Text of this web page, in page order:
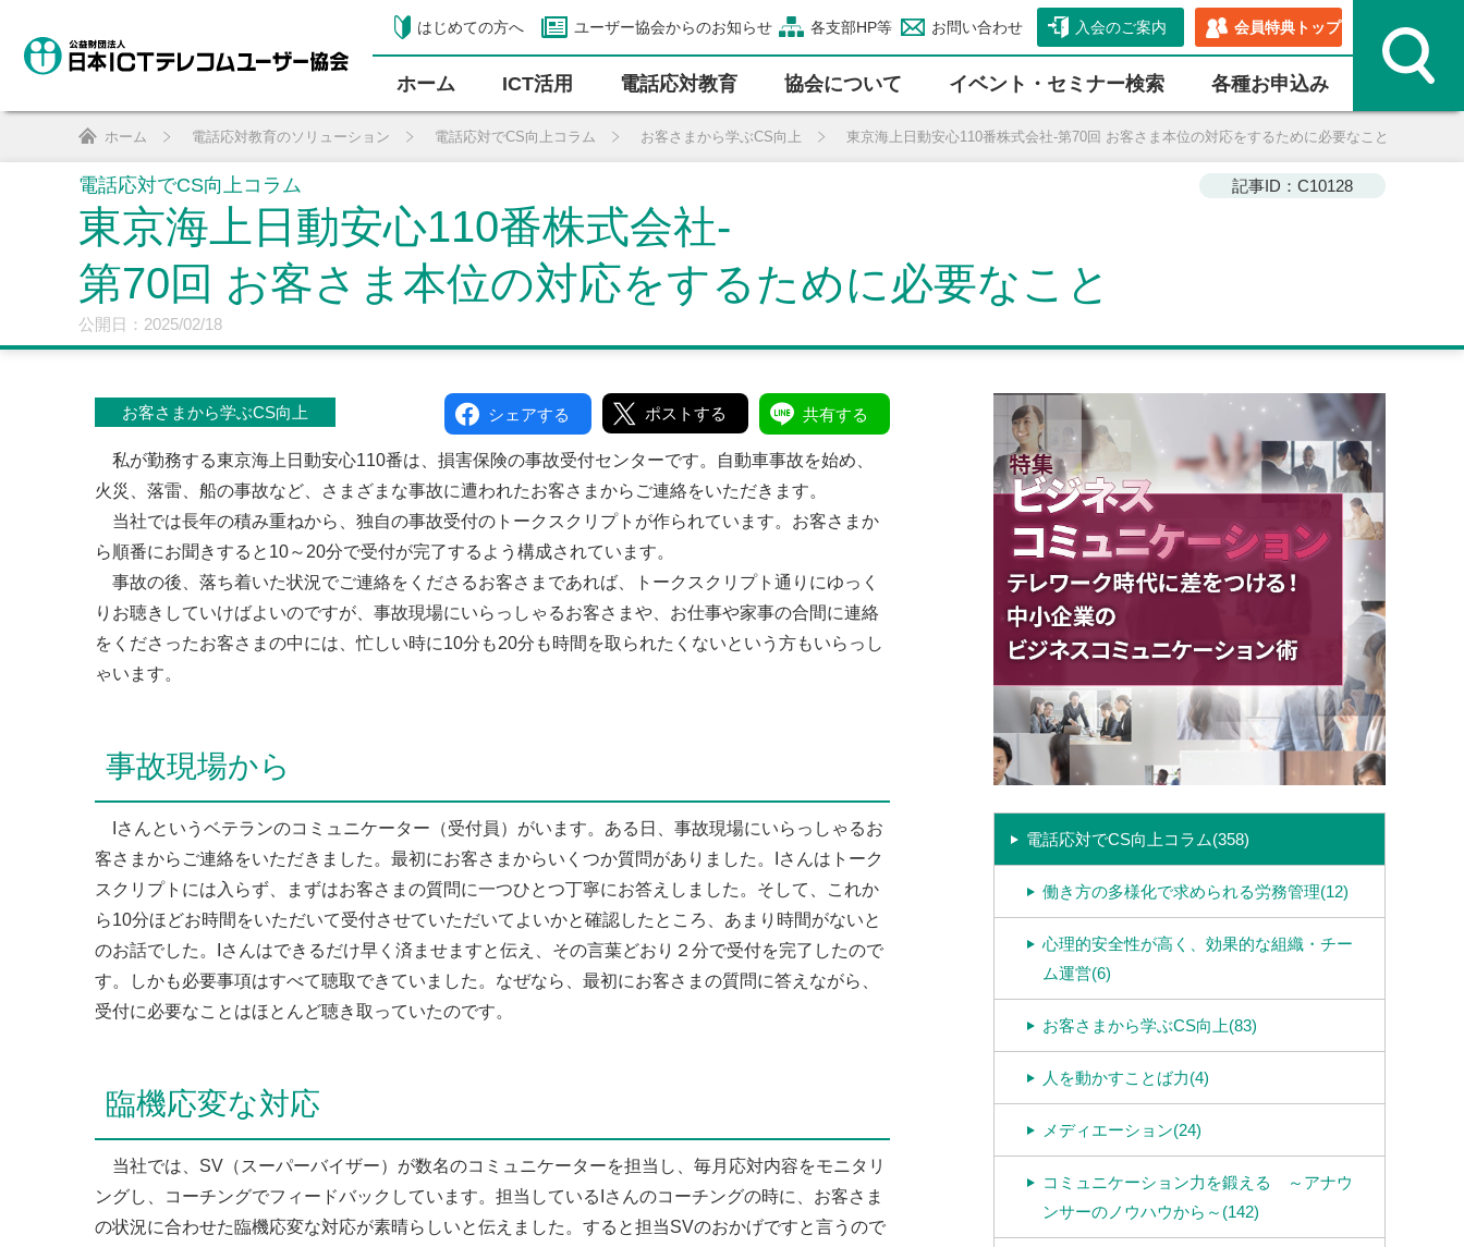
はじめての方へ ユーザー協会からのお知らせ 各支部HP等 お問い合わせ 入会のご案内 会員特典トップ
ホーム ICT活⽤ 電話応対教育 協会について イベント・セミナー検索 各種お申込み
ホーム 電話応対教育のソリューション 電話応対でCS向上コラム お客さまから学ぶCS向上 東京海上日動安心110番株式会社-第70回 お客さま本位の対応をするために必要なこと
電話応対でCS向上コラム
東京海上日動安心110番株式会社-
第70回 お客さま本位の対応をするために必要なこと
記事ID：C10128
公開日：2025/02/18
お客さまから学ぶCS向上 シェアする ポストする 共有する
私が勤務する東京海上日動安心110番は、損害保険の事故受付センターです。自動車事故を始め、
火災、落雷、船の事故など、さまざまな事故に遭われたお客さまからご連絡をいただきます。
当社では長年の積み重ねから、独自の事故受付のトークスクリプトが作られています。お客さまか
ら順番にお聞きすると10～20分で受付が完了するよう構成されています。
事故の後、落ち着いた状況でご連絡をくださるお客さまであれば、トークスクリプト通りにゆっく
りお聴きしていけばよいのですが、事故現場にいらっしゃるお客さまや、お仕事や家事の合間に連絡
をくださったお客さまの中には、忙しい時に10分も20分も時間を取られたくないという方もいらっし
ゃいます。
事故現場から
Iさんというベテランのコミュニケーター（受付員）がいます。ある日、事故現場にいらっしゃるお
客さまからご連絡をいただきました。最初にお客さまからいくつか質問がありました。Iさんはトーク
スクリプトには入らず、まずはお客さまの質問に一つひとつ丁寧にお答えしました。そして、これか
ら10分ほどお時間をいただいて受付させていただいてよいかと確認したところ、あまり時間がないと
のお話でした。Iさんはできるだけ早く済ませますと伝え、その言葉どおり２分で受付を完了したので
す。しかも必要事項はすべて聴取できていました。なぜなら、最初にお客さまの質問に答えながら、
受付に必要なことはほとんど聴き取っていたのです。
臨機応変な対応
当社では、SV（スーパーバイザー）が数名のコミュニケーターを担当し、毎月応対内容をモニタリ
ングし、コーチングでフィードバックしています。担当しているIさんのコーチングの時に、お客さま
の状況に合わせた臨機応変な対応が素晴らしいと伝えました。すると担当SVのおかげですと言うので
電話応対でCS向上コラム(358)
働き方の多様化で求められる労務管理(12)
心理的安全性が高く、効果的な組織・チー
ム運営(6)
お客さまから学ぶCS向上(83)
人を動かすことば力(4)
メディエーション(24)
コミュニケーション力を鍛える ～アナウ
ンサーのノウハウから～(142)